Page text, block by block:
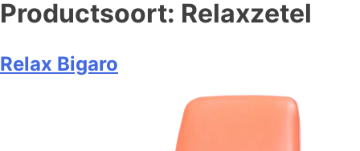
Productsoort: Relaxzetel
Relax Bigaro